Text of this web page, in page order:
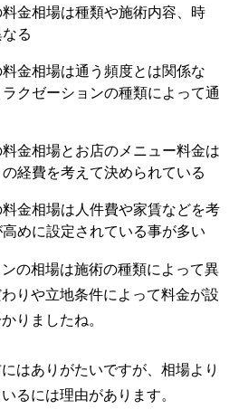
金相場は種類や施術内容、時
る
金相場は通う頻度とは関係な
クゼーションの種類によって通
金相場とお店のメニュー料金は
経費を考えて決められている
金相場は人件費や家賃などを考
めに設定されている事が多い
の相場は施術の種類によって異
りや立地条件によって料金が設
りましたね。
はありがたいですが、相場より
るには理由があります。